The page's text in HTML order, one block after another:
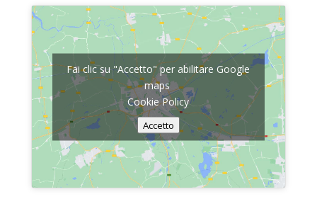
Fai clic su "Accetto" per abilitare Google
maps
Cookie Policy
Accetto